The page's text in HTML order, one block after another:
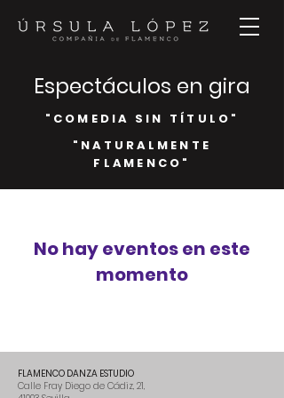
Espectáculos en gira
"COMEDIA SIN TÍTULO"
"NATURALMENTE
FLAMENCO"
No hay eventos en este
momento
FLAMENCO DANZA ESTUDIO
Calle Fray Diego de Cádiz, 21,